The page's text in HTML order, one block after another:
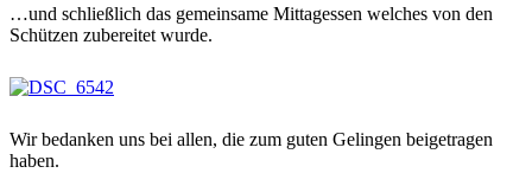
…und schließlich das gemeinsame Mittagessen welches von den
Schützen zubereitet wurde.
Wir bedanken uns bei allen, die zum guten Gelingen beigetragen
haben.